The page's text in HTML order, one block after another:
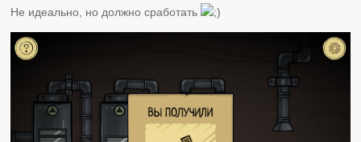
Не идеально, но должно сработать